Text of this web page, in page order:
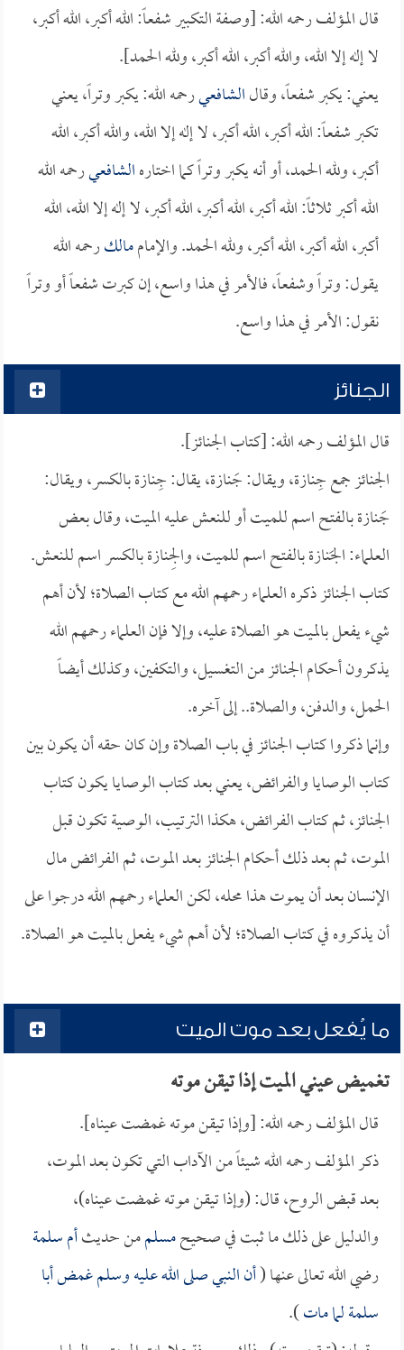
قال المؤلف رحمه الله: [وصفة التكبير شفعاً: الله أكبر، الله أكبر،
لا إله إلا الله، والله أكبر، الله أكبر، ولله الحمد].
يعني: يكبر شفعاً، وقالالشافعيرحمه الله: يكبر وتراً، يعني
تكبر شفعاً: الله أكبر، الله أكبر، لا إله إلا الله، والله أكبر، الله
أكبر، ولله الحمد، أو أنه يكبر وتراً كما اختارهالشافعيرحمه الله
الله أكبر ثلاثاً: الله أكبر، الله أكبر، الله أكبر، لا إله إلا الله، الله
أكبر، الله أكبر، الله أكبر، ولله الحمد. والإماممالكرحمه الله
يقول: وتراً وشفعاً، فالأمر في هذا واسع، إن كبرت شفعاً أو وتراً
نقول: الأمر في هذا واسع.
الجنائز
قال المؤلف رحمه الله: [كتاب الجنائز].
الجنائز جمع جِنازة، ويقال: جَنازة، يقال: جِنازة بالكسر، ويقال:
جَنازة بالفتح اسم للميت أو للنعش عليه الميت، وقال بعض
العلماء: الجَنازة بالفتح اسم للميت، والجِنازة بالكسر اسم للنعش.
كتاب الجنائز ذكره العلماء رحمهم الله مع كتاب الصلاة؛ لأن أهم
شيء يفعل بالميت هو الصلاة عليه، وإلا فإن العلماء رحمهم الله
يذكرون أحكام الجنائز من التغسيل، والتكفين، وكذلك أيضاً
الحمل، والدفن، والصلاة.. إلى آخره.
وإنما ذكروا كتاب الجنائز في باب الصلاة وإن كان حقه أن يكون بين
كتاب الوصايا والفرائض، يعني بعد كتاب الوصايا يكون كتاب
الجنائز، ثم كتاب الفرائض، هكذا الترتيب، الوصية تكون قبل
الموت، ثم بعد ذلك أحكام الجنائز بعد الموت، ثم الفرائض مال
الإنسان بعد أن يموت هذا محله، لكن العلماء رحمهم الله درجوا على
أن يذكروه في كتاب الصلاة؛ لأن أهم شيء يفعل بالميت هو الصلاة.
ما يُفعل بعد موت الميت
تغميض عيني الميت إذا تيقن موته
قال المؤلف رحمه الله: [وإذا تيقن موته غمضت عيناه].
ذكر المؤلف رحمه الله شيئاً من الآداب التي تكون بعد الموت،
بعد قبض الروح، قال: (وإذا تيقن موته غمضت عيناه)،
والدليل على ذلك ما ثبت في صحيحمسلممن حديثأم سلمة
رضي الله تعالى عنها (أن النبي صلى الله عليه وسلم غمضأبا
سلمةلما مات).